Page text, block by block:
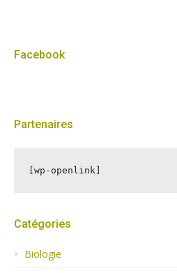
Facebook
Partenaires
[wp-openlink]
Catégories
Biologie